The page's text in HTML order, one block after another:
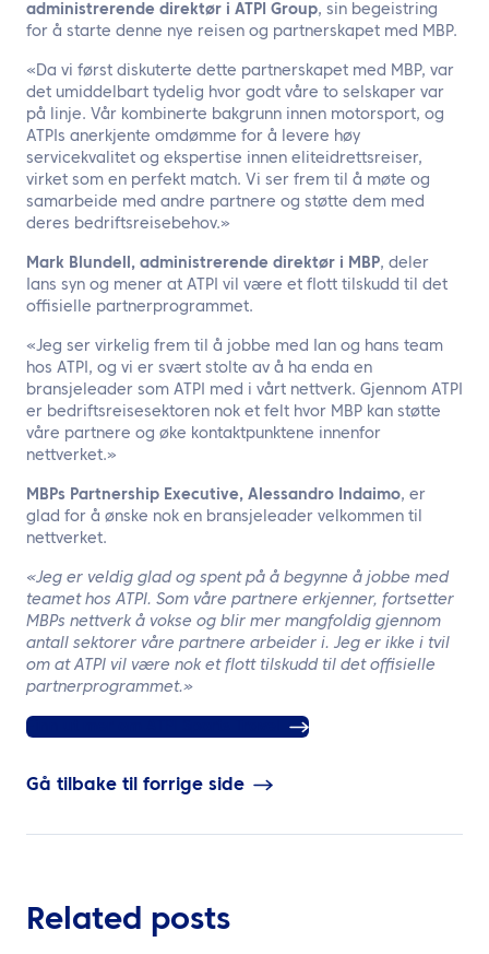
administrerende direktør i ATPI Group, sin begeistring
for å starte denne nye reisen og partnerskapet med MBP.
«Da vi først diskuterte dette partnerskapet med MBP, var
det umiddelbart tydelig hvor godt våre to selskaper var
på linje. Vår kombinerte bakgrunn innen motorsport, og
ATPIs anerkjente omdømme for å levere høy
servicekvalitet og ekspertise innen eliteidrettsreiser,
virket som en perfekt match. Vi ser frem til å møte og
samarbeide med andre partnere og støtte dem med
deres bedriftsreisebehov.»
Mark Blundell, administrerende direktør i MBP, deler
Ians syn og mener at ATPI vil være et flott tilskudd til det
offisielle partnerprogrammet.
«Jeg ser virkelig frem til å jobbe med Ian og hans team
hos ATPI, og vi er svært stolte av å ha enda en
bransjeleader som ATPI med i vårt nettverk. Gjennom ATPI
er bedriftsreisesektoren nok et felt hvor MBP kan støtte
våre partnere og øke kontaktpunktene innenfor
nettverket.»
MBPs Partnership Executive, Alessandro Indaimo, er
glad for å ønske nok en bransjeleader velkommen til
nettverket.
«Jeg er veldig glad og spent på å begynne å jobbe med
teamet hos ATPI. Som våre partnere erkjenner, fortsetter
MBPs nettverk å vokse og blir mer mangfoldig gjennom
antall sektorer våre partnere arbeider i. Jeg er ikke i tvil
om at ATPI vil være nok et flott tilskudd til det offisielle
partnerprogrammet.»
Gå tilbake til forrige side
Related posts